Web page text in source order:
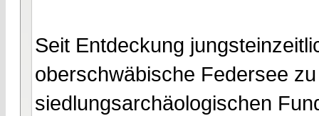
Seit Entdeckung
oberschwäbische Federsee
siedlungsarchäologischen